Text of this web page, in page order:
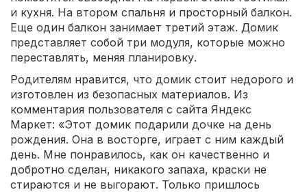
и кухня. На втором спальня и просторный балкон.
Еще один балкон занимает третий этаж. Домик
представляет собой три модуля, которые можно
переставлять, меняя планировку.
Родителям нравится, что домик стоит недорого и
изготовлен из безопасных материалов. Из
комментария пользователя с сайта Яндекс
Маркет: «Этот домик подарили дочке на день
рождения. Она в восторге, играет с ним каждый
день. Мне понравилось, как он качественно и
добротно сделан, никакого запаха, краски не
стираются и не выгорают. Только пришлось